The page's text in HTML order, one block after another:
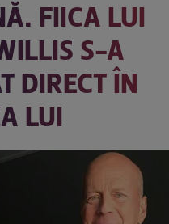
FIICA LUI
S-A
DIRECT ÎN
LUI